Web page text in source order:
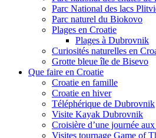
Parc National des lacs
Parc naturel du Biokovo
Plages en Croatie
Plages à Dubrovnik
Curiosités naturelles en
Grotte bleue île de Bisevo
Que faire en Croatie
Croatie en famille
Croatie en hiver
Téléphérique de Dubrovnik
Visite Kayak Dubrovnik
Croisière d’une journée
Visites tournage Game of